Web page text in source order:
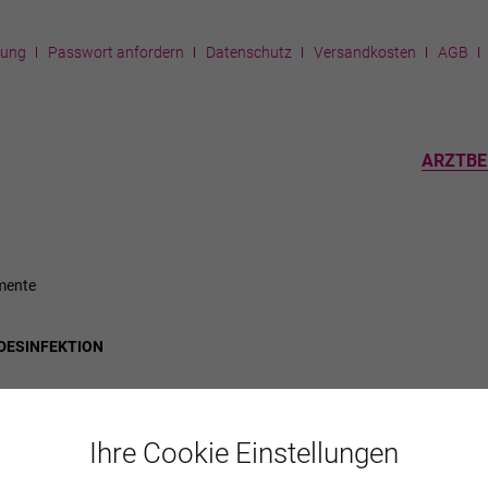
Passwort anfordern Datenschutz Versandkosten AGB
Ihre Cookie Einstellungen